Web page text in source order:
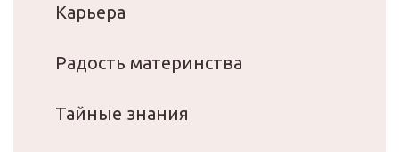
Карьера
Радость материнства
Тайные знания